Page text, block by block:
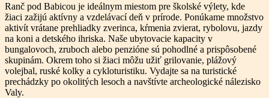
Ranč pod Babicou je ideálnym miestom pre školské výlety, kde
žiaci zažijú aktívny a vzdelávací deň v prírode. Ponúkame množstvo
aktivít vrátane prehliadky zverinca, kŕmenia zvierat, rybolovu, jazdy
na koni a detského ihriska. Naše ubytovacie kapacity v
bungalovoch, zruboch alebo penzióne sú pohodlné a prispôsobené
skupinám. Okrem toho si žiaci môžu užiť grilovanie, plážový
volejbal, ruské kolky a cykloturistiku. Vydajte sa na turistické
prechádzky po okolitých lesoch a navštívte archeologické nálezisko
Valy.